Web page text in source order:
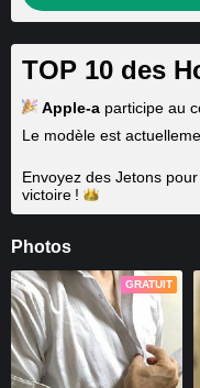
TOP 10 des
Apple-a participe au
Le modèle est
Envoyez des Jetons
victoire !
Photos
GRATUIT